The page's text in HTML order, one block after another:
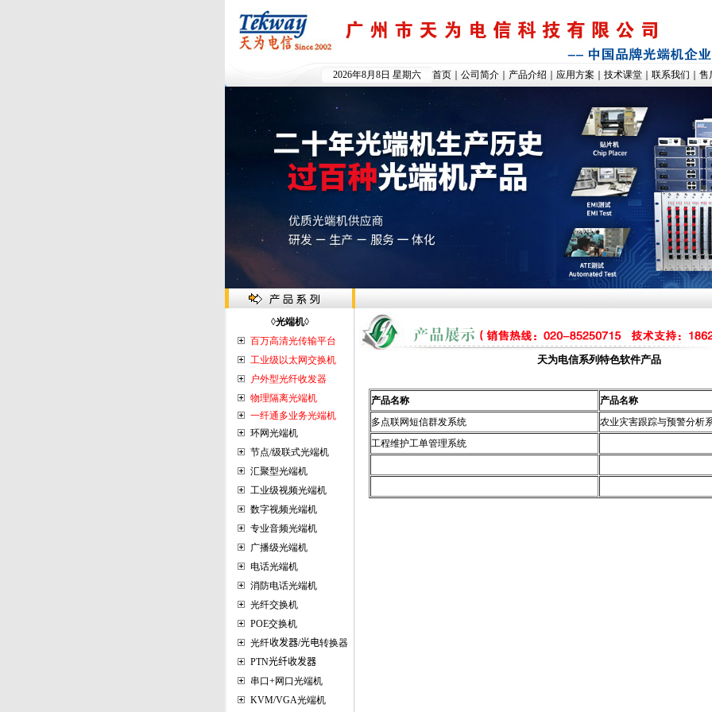
2026年8月8日 星期六 首页 公司简介 产品介绍 应用方案 技术课堂 联系我们 售
◊光端机◊
百万高清光传输平台
工业级以太网交换机
户外型光纤收发器
物理隔离光端机
一纤通多业务光端机
环网光端机
节点/级联式光端机
汇聚型光端机
工业级视频光端机
数字视频光端机
专业音频光端机
广播级光端机
电话光端机
消防电话光端机
光纤交换机
POE交换机
光纤收发器/光电转换器
PTN光纤收发器
串口+网口光端机
KVM/VGA光端机
天为电信系列特色软件产品
产品名称
产品名称
多点联网短信群发系统
农业灾害跟踪与预警分析
工程维护工单管理系统